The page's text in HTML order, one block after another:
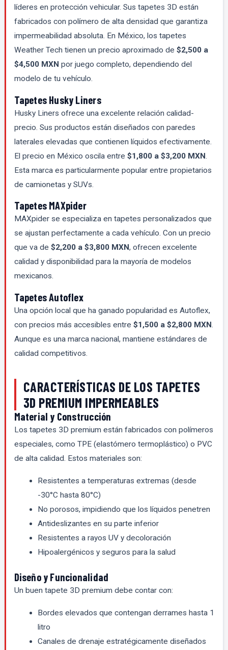
líderes en protección vehicular. Sus tapetes 3D están
fabricados con polímero de alta densidad que garantiza
impermeabilidad absoluta. En México, los tapetes
Weather Tech tienen un precio aproximado de $2,500 a
$4,500 MXN por juego completo, dependiendo del
modelo de tu vehículo.
Tapetes Husky Liners
Husky Liners ofrece una excelente relación calidad-
precio. Sus productos están diseñados con paredes
laterales elevadas que contienen líquidos efectivamente.
El precio en México oscila entre $1,800 a $3,200 MXN.
Esta marca es particularmente popular entre propietarios
de camionetas y SUVs.
Tapetes MAXpider
MAXpider se especializa en tapetes personalizados que
se ajustan perfectamente a cada vehículo. Con un precio
que va de $2,200 a $3,800 MXN, ofrecen excelente
calidad y disponibilidad para la mayoría de modelos
mexicanos.
Tapetes Autoflex
Una opción local que ha ganado popularidad es Autoflex,
con precios más accesibles entre $1,500 a $2,800 MXN.
Aunque es una marca nacional, mantiene estándares de
calidad competitivos.
CARACTERÍSTICAS DE LOS TAPETES
3D PREMIUM IMPERMEABLES
Material y Construcción
Los tapetes 3D premium están fabricados con polímeros
especiales, como TPE (elastómero termoplástico) o PVC
de alta calidad. Estos materiales son:
Resistentes a temperaturas extremas (desde
-30°C hasta 80°C)
No porosos, impidiendo que los líquidos penetren
Antideslizantes en su parte inferior
Resistentes a rayos UV y decoloración
Hipoalergénicos y seguros para la salud
Diseño y Funcionalidad
Un buen tapete 3D premium debe contar con:
Bordes elevados que contengan derrames hasta 1
litro
Canales de drenaje estratégicamente diseñados